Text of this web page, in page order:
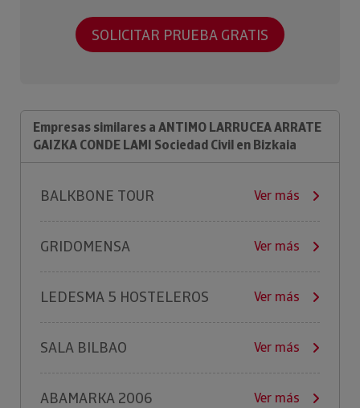
SOLICITAR PRUEBA GRATIS
Empresas similares a ANTIMO LARRUCEA ARRATE
GAIZKA CONDE LAMI Sociedad Civil en Bizkaia
BALKBONE TOUR Ver más
GRIDOMENSA Ver más
LEDESMA 5 HOSTELEROS Ver más
SALA BILBAO Ver más
ABAMARKA 2006 Ver más